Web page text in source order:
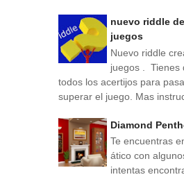
nuevo riddle
juegos
Nuevo riddle
juegos . Tienes
todos los acertijos para
superar el juego. Mas
Diamond
Te encuentras
ático con
intentas